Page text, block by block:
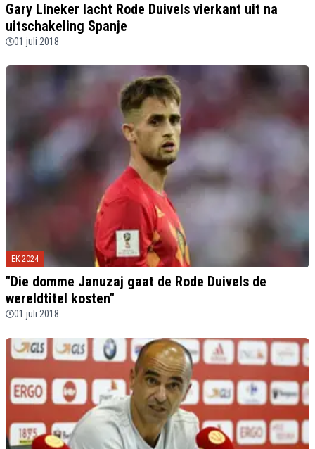
Gary Lineker lacht Rode Duivels vierkant uit na
uitschakeling Spanje
01 juli 2018
EK 2024
"Die domme Januzaj gaat de Rode Duivels de
wereldtitel kosten"
01 juli 2018